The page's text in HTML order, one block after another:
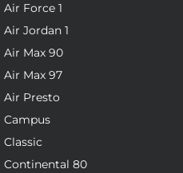
Air Force 1
Air Jordan 1
Air Max 90
Air Max 97
Air Presto
Campus
Classic
Continental 80